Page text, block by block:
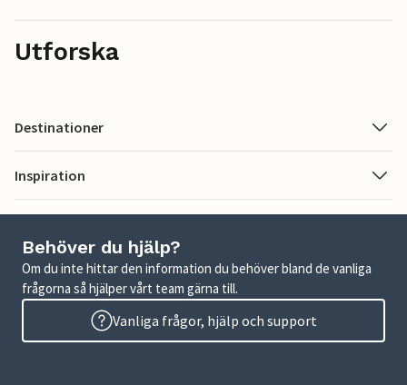
Utforska
Destinationer
Inspiration
Behöver du hjälp?
Om du inte hittar den information du behöver bland de vanliga
frågorna så hjälper vårt team gärna till.
Vanliga frågor, hjälp och support